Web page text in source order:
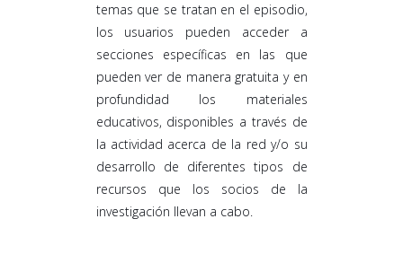
temas que se tratan en el episodio,
los usuarios pueden acceder a
secciones específicas en las que
pueden ver de manera gratuita y en
profundidad los materiales
educativos, disponibles a través de
la actividad acerca de la red y/o su
desarrollo de diferentes tipos de
recursos que los socios de la
investigación llevan a cabo.